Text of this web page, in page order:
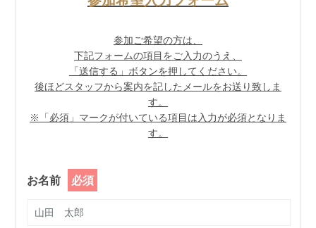
参加ご希望の方は、
下記フォームの項目をご入力のうえ、
「送信する」ボタンを押してください。
後ほどスタッフから案内を記したメールをお送り致しま
す。
※「必須」マークが付いている項目は入力が必須となりま
す。
お名前